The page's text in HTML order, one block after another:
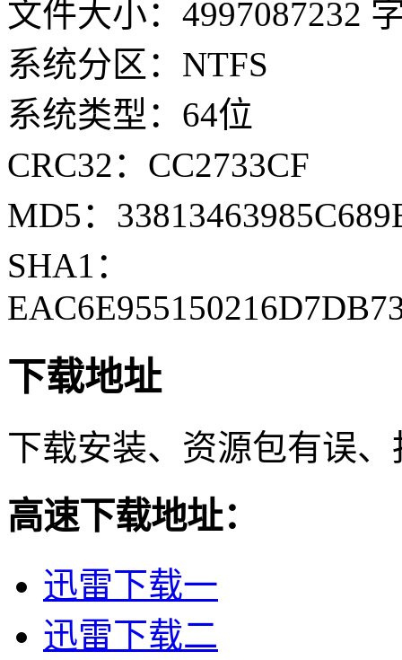
文件大小：4997087232
系统分区：NTFS
系统类型：64位
CRC32：CC2733CF
MD5：
SHA1：
下载地址
下载安装、资源包有误
高速下载地址：
迅雷下载一
迅雷下载二